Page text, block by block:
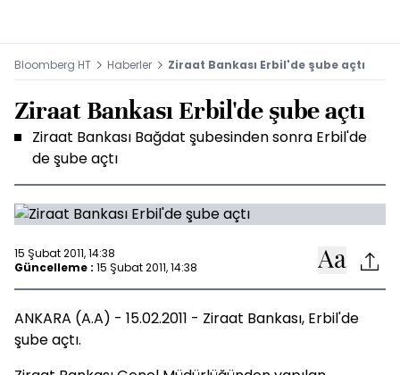
Bloomberg HT Haberler Ziraat Bankası Erbil'de şube açtı
Ziraat Bankası Erbil'de şube açtı
Ziraat Bankası Bağdat şubesinden sonra Erbil'de
de şube açtı
15 Şubat 2011, 14:38
Güncelleme : 15 Şubat 2011, 14:38
ANKARA (A.A) - 15.02.2011 - Ziraat Bankası, Erbil'de
şube açtı.